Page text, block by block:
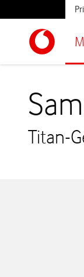
Titan-